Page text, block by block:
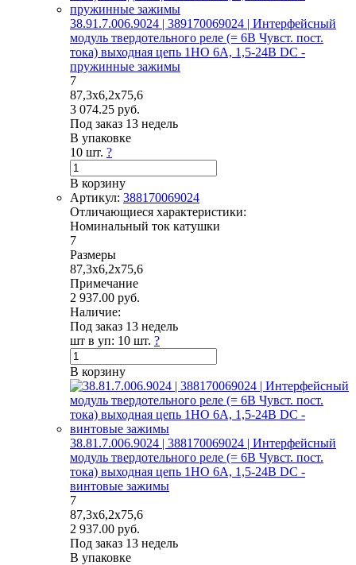
38.91.7.006.9024 | 389170069024 | Интерфейсный
модуль твердотельного реле (= 6В Чувст. пост.
тока) выходная цепь 1НО 6А, 1,5-24В DC -
пружинные зажимы
7
87,3x6,2x75,6
3 074.25 руб.
Под заказ 13 недель
В упаковке
10 шт. ?
В корзину
Артикул: 388170069024
Отличающиеся характеристики:
Номинальный ток катушки
7
Размеры
87,3x6,2x75,6
Примечание
2 937.00 руб.
Наличие:
Под заказ 13 недель
шт в уп: 10 шт. ?
В корзину
38.81.7.006.9024 | 388170069024 | Интерфейсный
модуль твердотельного реле (= 6В Чувст. пост.
тока) выходная цепь 1НО 6А, 1,5-24В DC -
винтовые зажимы
7
87,3x6,2x75,6
2 937.00 руб.
Под заказ 13 недель
В упаковке